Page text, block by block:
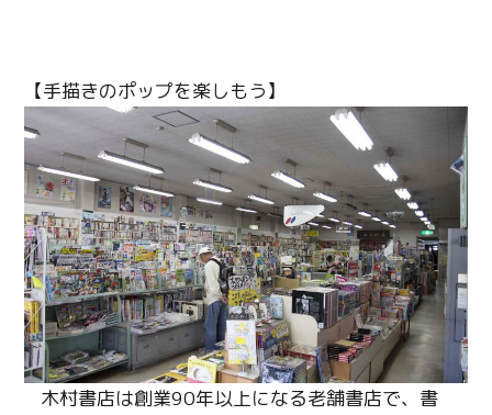
【手描きのポップを楽しもう】
木村書店は創業90年以上になる老舗書店で、書